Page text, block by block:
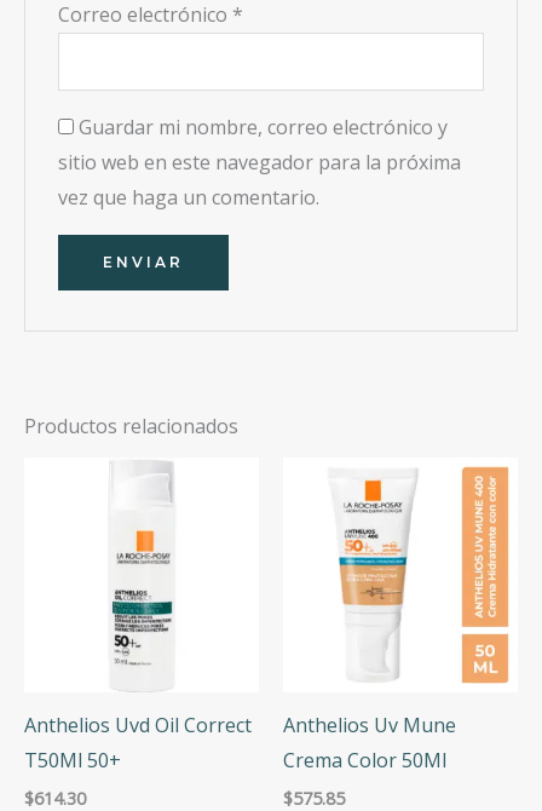
Correo electrónico *
Guardar mi nombre, correo electrónico y
sitio web en este navegador para la próxima
vez que haga un comentario.
Productos relacionados
Anthelios Uvd Oil Correct
T50Ml 50+
$614.30
Anthelios Uv Mune
Crema Color 50Ml
$575.85